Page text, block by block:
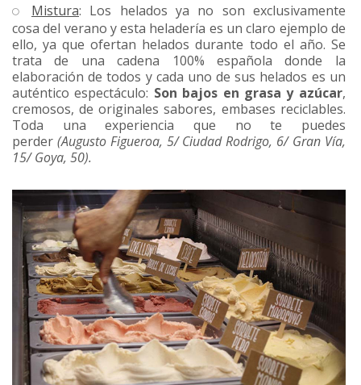
Mistura: Los helados ya no son exclusivamente
cosa del verano y esta heladería es un claro ejemplo de
ello, ya que ofertan helados durante todo el año. Se
trata de una cadena 100% española donde la
elaboración de todos y cada uno de sus helados es un
auténtico espectáculo: Son bajos en grasa y azúcar,
cremosos, de originales sabores, embases reciclables.
Toda una experiencia que no te puedes
perder (Augusto Figueroa, 5/ Ciudad Rodrigo, 6/ Gran Vía,
15/ Goya, 50).